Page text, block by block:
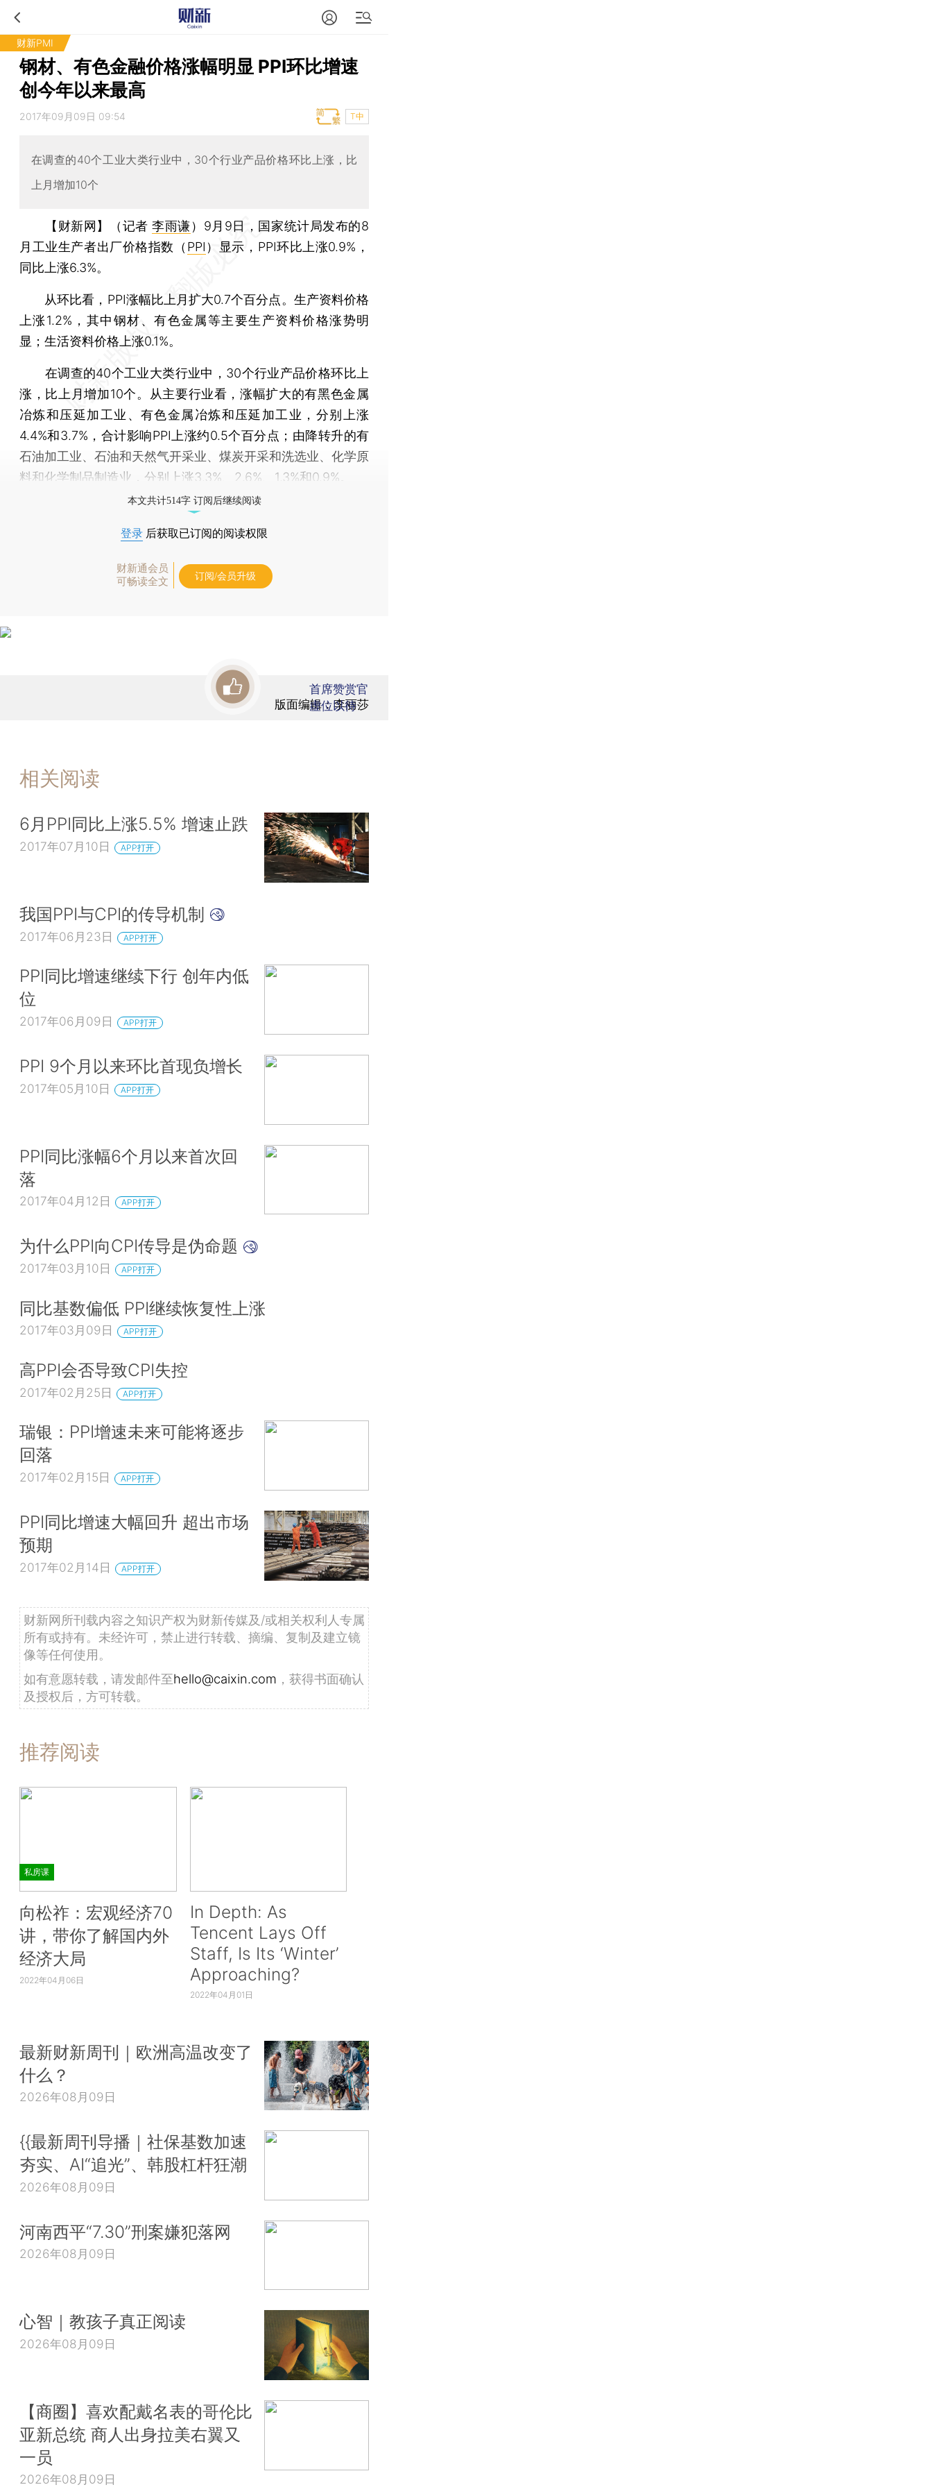
财新PMI
钢材、有色金融价格涨幅明显 PPI环比增速
创今年以来最高
2017年09月09日 09:54 T中
在调查的40个工业大类行业中，30个行业产品价格环比上涨，比
上月增加10个
【财新网】（记者李雨谦） 9月9日，国家统计局发布的8
月工业生产者出厂价格指数（ PPI ）显示，PPI环比上涨0.9%，
同比上涨6.3%。
从环比看，PPI涨幅比上月扩大0.7个百分点。生产资料价格
上涨1.2%，其中钢材、有色金属等主要生产资料价格涨势明
显；生活资料价格上涨0.1%。
在调查的40个工业大类行业中，30个行业产品价格环比上
涨，比上月增加10个。从主要行业看，涨幅扩大的有黑色金属
冶炼和压延加工业、有色金属冶炼和压延加工业，分别上涨
4.4%和3.7%，合计影响PPI上涨约0.5个百分点；由降转升的有
石油加工业、石油和天然气开采业、煤炭开采和洗选业、化学原
料和化学制品制造业，分别上涨3.3%、2.6%、1.3%和0.9%。
本文共计514字 订阅后继续阅读
登录 后获取已订阅的阅读权限
财新通会员
可畅读全文
订阅/会员升级
版面编辑：李丽莎
首席赞赏官
虚位以待
相关阅读
6月PPI同比上涨5.5% 增速止跌
2017年07月10日 APP打开
我国PPI与CPI的传导机制
2017年06月23日 APP打开
PPI同比增速继续下行 创年内低
位
2017年06月09日 APP打开
PPI 9个月以来环比首现负增长
2017年05月10日 APP打开
PPI同比涨幅6个月以来首次回
落
2017年04月12日 APP打开
为什么PPI向CPI传导是伪命题
2017年03月10日 APP打开
同比基数偏低 PPI继续恢复性上涨
2017年03月09日 APP打开
高PPI会否导致CPI失控
2017年02月25日 APP打开
瑞银：PPI增速未来可能将逐步
回落
2017年02月15日 APP打开
PPI同比增速大幅回升 超出市场
预期
2017年02月14日 APP打开
财新网所刊载内容之知识产权为财新传媒及/或相关权利人专属
所有或持有。未经许可，禁止进行转载、摘编、复制及建立镜
像等任何使用。
如有意愿转载，请发邮件至hello@caixin.com ，获得书面确认
及授权后，方可转载。
推荐阅读
私房课
向松祚：宏观经济70
讲，带你了解国内外
经济大局
2022年04月06日
In Depth: As
Tencent Lays Off
Staff, Is Its ‘Winter’
Approaching?
2022年04月01日
最新财新周刊｜欧洲高温改变了
什么？
2026年08月09日
{{最新周刊导播｜社保基数加速
夯实、AI“追光”、韩股杠杆狂潮
2026年08月09日
河南西平“7.30”刑案嫌犯落网
2026年08月09日
心智｜教孩子真正阅读
2026年08月09日
【商圈】喜欢配戴名表的哥伦比
亚新总统 商人出身拉美右翼又
一员
2026年08月09日